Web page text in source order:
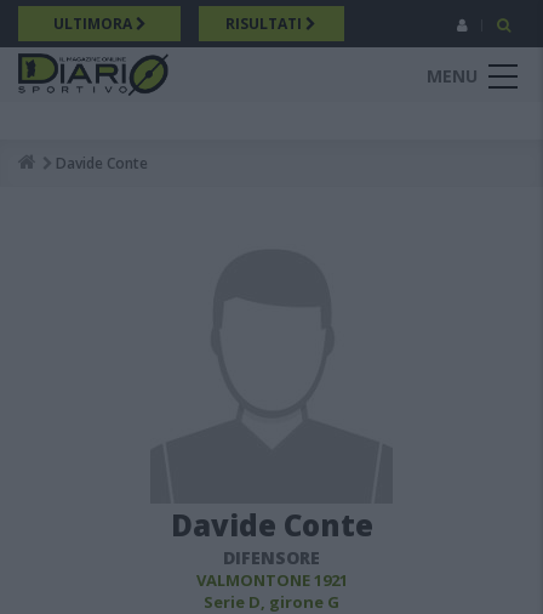
Salta
al
contenuto
principale
ULTIMORA RISULTATI
MENU
Breadcrumb
Davide Conte
Davide Conte
DIFENSORE
VALMONTONE 1921
Serie D, girone G